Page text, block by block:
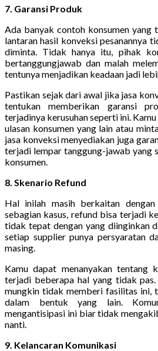
7. Garansi Produk
Ada banyak contoh konsumen yang
lantaran hasil konveksi pesanannya
diminta. Tidak hanya itu, pihak
bertanggungjawab dan malah
tentunya menjadikan keadaan jadi
Pastikan sejak dari awal jika jasa
tentukan memberikan garansi
terjadinya kerusuhan seperti ini.
ulasan konsumen yang lain atau
jasa konveksi menyediakan juga
terjadi lempar tanggung-jawab yang
konsumen.
8. Skenario Refund
Hal inilah masih berkaitan
sebagian kasus, refund bisa terjadi
tidak tepat dengan yang diinginkan
setiap supplier punya persyaratan
masing.
Kamu dapat menanyakan tentang
terjadi beberapa hal yang tidak
mungkin tidak memberi fasilitas ini,
dalam bentuk yang lain.
mengantisipasi ini biar tidak
nanti.
9. Kelancaran Komunikasi